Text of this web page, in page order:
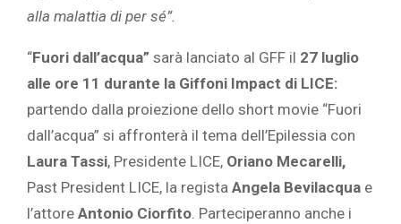
alla malattia di per sé”.
“Fuori dall’acqua” sarà lanciato al GFF il 27 luglio
alle ore 11 durante la Giffoni Impact di LICE:
partendo dalla proiezione dello short movie “Fuori
dall’acqua” si affronterà il tema dell’Epilessia con
Laura Tassi, Presidente LICE, Oriano Mecarelli,
Past President LICE, la regista Angela Bevilacqua e
l’attore Antonio Ciorfito . Parteciperanno anche i